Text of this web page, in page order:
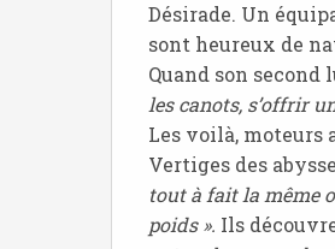
Désirade. Un
sont heureux de
Quand son second
les canots, s’offrir
Les voilà, moteurs
Vertiges des
tout à fait la même
poids ». Ils